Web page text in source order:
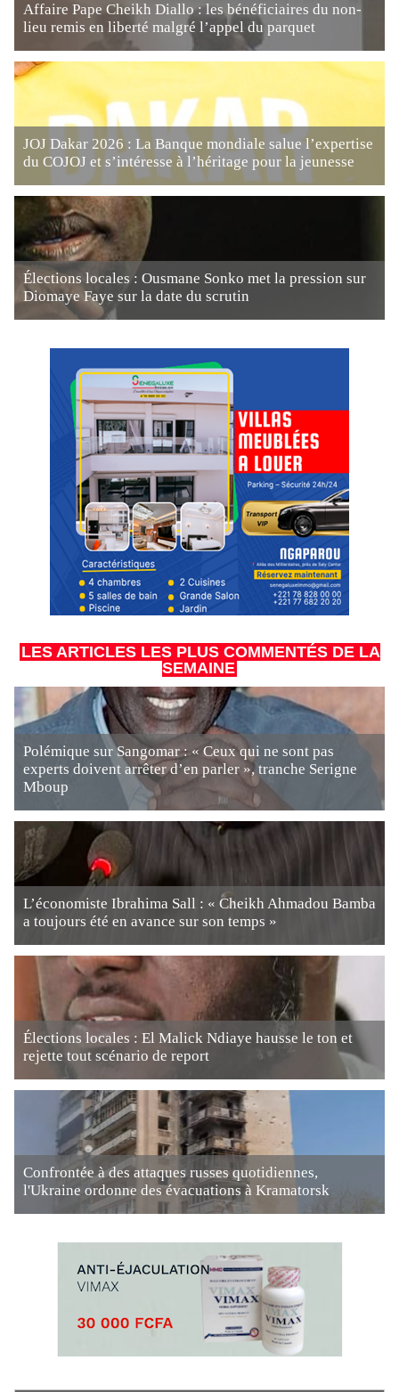
Affaire Pape Cheikh Diallo : les bénéficiaires du non-
lieu remis en liberté malgré l’appel du parquet
JOJ Dakar 2026 : La Banque mondiale salue l’expertise
du COJOJ et s’intéresse à l’héritage pour la jeunesse
Élections locales : Ousmane Sonko met la pression sur
Diomaye Faye sur la date du scrutin
LES ARTICLES LES PLUS COMMENTÉS DE LA
SEMAINE
Polémique sur Sangomar : « Ceux qui ne sont pas
experts doivent arrêter d’en parler », tranche Serigne
Mboup
L’économiste Ibrahima Sall : « Cheikh Ahmadou Bamba
a toujours été en avance sur son temps »
Élections locales : El Malick Ndiaye hausse le ton et
rejette tout scénario de report
Confrontée à des attaques russes quotidiennes,
l'Ukraine ordonne des évacuations à Kramatorsk